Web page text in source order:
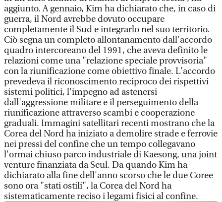
aggiunto. A gennaio, Kim ha dichiarato che, in caso di
guerra, il Nord avrebbe dovuto occupare
completamente il Sud e integrarlo nel suo territorio.
Ciò segna un completo allontanamento dall'accordo
quadro intercoreano del 1991, che aveva definito le
relazioni come una "relazione speciale provvisoria"
con la riunificazione come obiettivo finale. L'accordo
prevedeva il riconoscimento reciproco dei rispettivi
sistemi politici, l'impegno ad astenersi
dall'aggressione militare e il perseguimento della
riunificazione attraverso scambi e cooperazione
graduali. Immagini satellitari recenti mostrano che la
Corea del Nord ha iniziato a demolire strade e ferrovie
nei pressi del confine che un tempo collegavano
l'ormai chiuso parco industriale di Kaesong, una joint
venture finanziata da Seul. Da quando Kim ha
dichiarato alla fine dell'anno scorso che le due Coree
sono ora "stati ostili", la Corea del Nord ha
sistematicamente reciso i legami fisici al confine.